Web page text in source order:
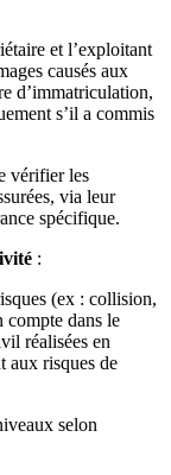
et l’exploitant
causés aux
d’immatriculation,
s’il a commis
vérifier les
via leur
spécifique.
:
(ex : collision,
compte dans le
réalisées en
aux risques de
selon